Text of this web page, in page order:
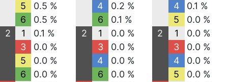
5
0.5 %
6
0.5 %
2
1
0.1 %
3
0.0 %
5
0.0 %
6
0.0 %
4
0.2 %
6
0.1 %
2
1
0.0 %
3
0.0 %
4
0.0 %
6
0.0 %
4
0.1 %
5
0.0 %
2
1
0.0 %
3
0.0 %
4
0.0 %
5
0.0 %